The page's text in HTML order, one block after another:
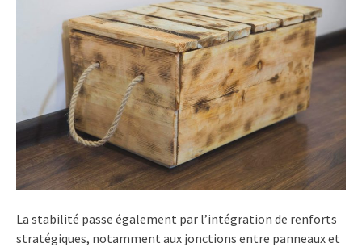
La stabilité passe également par l’intégration de renforts
stratégiques, notamment aux jonctions entre panneaux et